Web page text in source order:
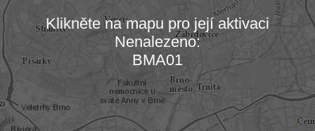
Načítám mapu…
Klikněte na mapu pro její aktivaci
Nenalezeno:
BMA01